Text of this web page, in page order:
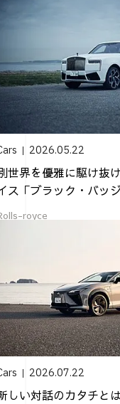
2026.05.22
世界を優雅に駆け抜
ス「ブラック・バッ
royce
2026.07.22
しい対話のカタチと